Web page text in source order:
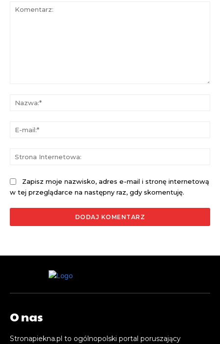
Zapisz moje nazwisko, adres e-mail i stronę internetową
w tej przeglądarce na następny raz, gdy skomentuję.
O nas
Stronapiekna.pl to ogólnopolski portal poruszający